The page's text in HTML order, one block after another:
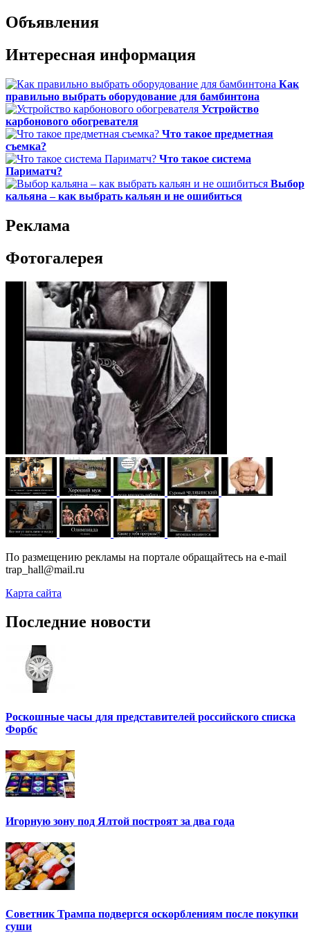
Объявления
Интересная информация
Как
правильно выбрать оборудование для бамбинтона
Устройство
карбонового обогревателя
Что такое предметная
съемка?
Что такое система
Париматч?
Выбор
кальяна – как выбрать кальян и не ошибиться
Реклама
Фотогалерея
По размещению рекламы на портале обращайтесь на e-mail
trap_hall@mail.ru
Карта сайта
Последние новости
Роскошные часы для представителей российского списка
Форбс
Игорную зону под Ялтой построят за два года
Советник Трампа подвергся оскорблениям после покупки
суши